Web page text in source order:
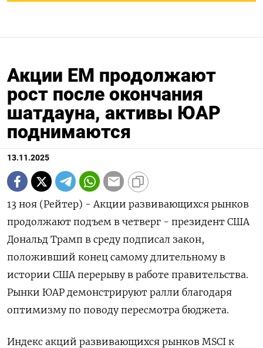
Акции EM продолжают
рост после окончания
шатдауна, активы ЮАР
поднимаются
13.11.2025
13 ноя (Рейтер) - Акции развивающихся рынков
продолжают подъем в четверг - президент США
Дональд Трамп в среду подписал закон,
положивший конец самому длительному в
истории США перерыву в работе правительства.
Рынки ЮАР демонстрируют ралли благодаря
оптимизму по поводу пересмотра бюджета.
Индекс акций развивающихся рынков MSCI к